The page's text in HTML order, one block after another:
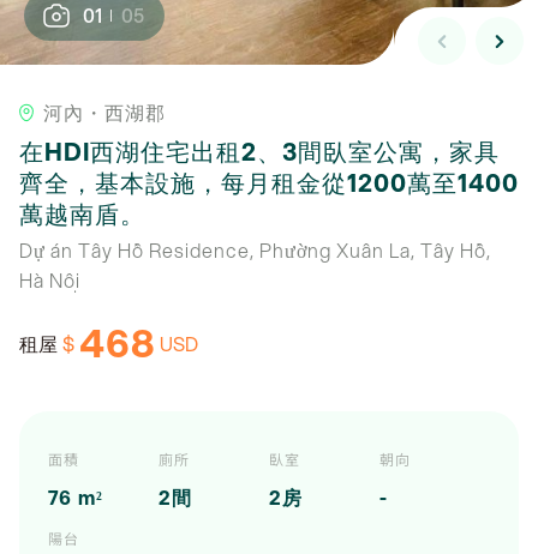
01 05
河內・西湖郡
在HDI西湖住宅出租2、3間臥室公寓，家具
齊全，基本設施，每月租金從1200萬至1400
萬越南盾。
Dự án Tây Hồ Residence, Phường Xuân La, Tây Hồ,
Hà Nội
租屋 $ 468 USD
面積
76 m²
廁所
2間
臥室
2房
朝向
-
陽台